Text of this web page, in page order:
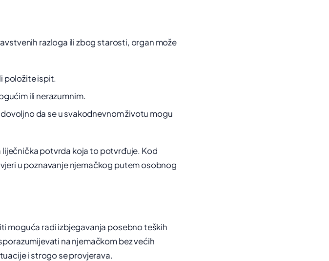
razloga ili zbog starosti, organ može
položite ispit.
ili nerazumnim.
da se u svakodnevnom životu mogu
potvrda koja to potvrđuje. Kod
u poznavanje njemačkog putem osobnog
moguća radi izbjegavanja posebno teških
na njemačkom bez većih
i strogo se provjerava.